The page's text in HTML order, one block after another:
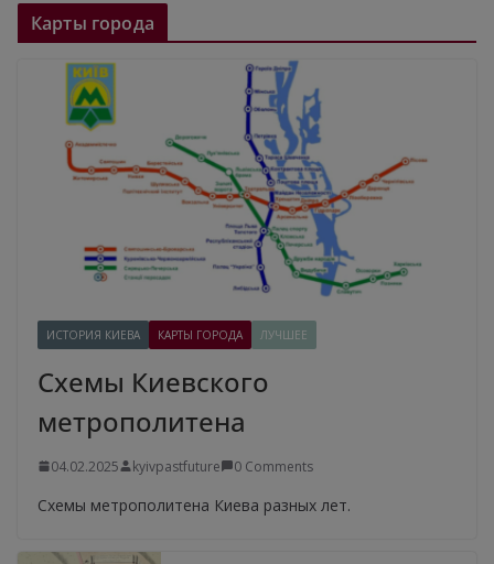
Карты города
ИСТОРИЯ КИЕВА КАРТЫ ГОРОДА ЛУЧШЕЕ
Схемы Киевского
метрополитена
04.02.2025 kyivpastfuture 0 Comments
Схемы метрополитена Киева разных лет.